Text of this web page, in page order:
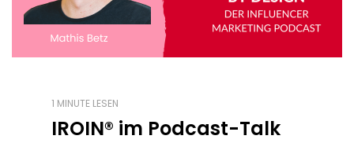
1 MINUTE LESEN
IROIN® im Podcast-Talk